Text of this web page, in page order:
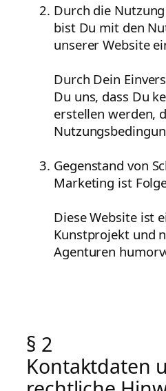
Durch die
bist Du mit den
unserer Website
Durch Dein
Du uns, dass Du
erstellen werden,
Gegenstand von
Marketing ist
Diese Website ist
Kunstprojekt und
Agenturen
§ 2
Kontaktdaten